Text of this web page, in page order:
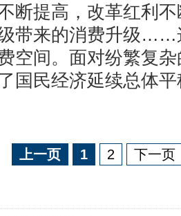
断提高，改革红利
带来的消费升级……
空间。面对纷繁复
国民经济延续总体
上一页 1 2 下一页